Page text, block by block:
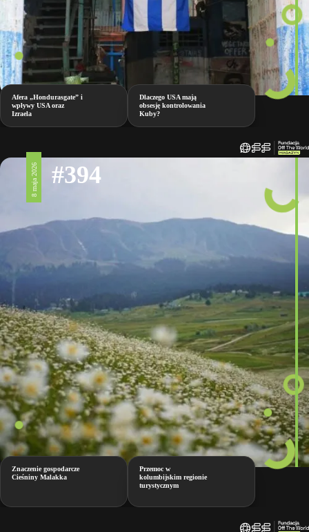
Afera „Hondurasgate” i
wpływy USA oraz
Izraela
Dlaczego USA mają
obsesję kontrolowania
Kuby?
8 maja 2026 #394
Znaczenie gospodarcze
Cieśniny Malakka
Przemoc w
kolumbijskim regionie
turystycznym